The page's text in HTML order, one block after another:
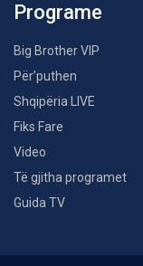
Programe
Big Brother VIP
Për’puthen
Shqipëria LIVE
Fiks Fare
Video
Të gjitha programet
Guida TV